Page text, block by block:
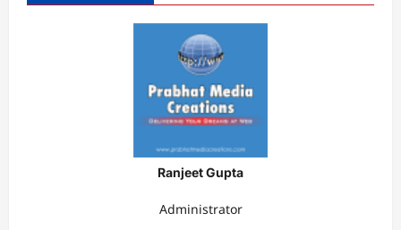
Ranjeet Gupta
Administrator